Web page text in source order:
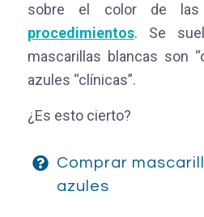
sobre el color de
procedimientos. Se
mascarillas blancas son
azules “clínicas”.
¿Es esto cierto?
Comprar
azules